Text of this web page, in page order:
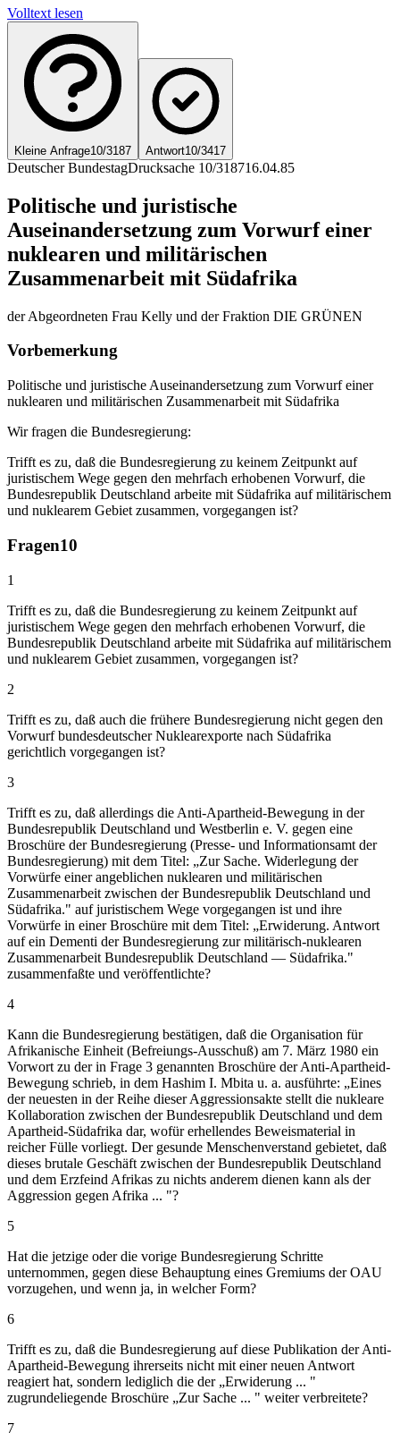
Volltext lesen
Kleine Anfrage10/3187 Antwort10/3417
Deutscher BundestagDrucksache 10/318716.04.85
Politische und juristische
Auseinandersetzung zum Vorwurf einer
nuklearen und militärischen
Zusammenarbeit mit Südafrika
der Abgeordneten Frau Kelly und der Fraktion DIE GRÜNEN
Vorbemerkung
Politische und juristische Auseinandersetzung zum Vorwurf einer
nuklearen und militärischen Zusammenarbeit mit Südafrika
Wir fragen die Bundesregierung:
Trifft es zu, daß die Bundesregierung zu keinem Zeitpunkt auf
juristischem Wege gegen den mehrfach erhobenen Vorwurf, die
Bundesrepublik Deutschland arbeite mit Südafrika auf militärischem
und nuklearem Gebiet zusammen, vorgegangen ist?
Fragen10
1
Trifft es zu, daß die Bundesregierung zu keinem Zeitpunkt auf
juristischem Wege gegen den mehrfach erhobenen Vorwurf, die
Bundesrepublik Deutschland arbeite mit Südafrika auf militärischem
und nuklearem Gebiet zusammen, vorgegangen ist?
2
Trifft es zu, daß auch die frühere Bundesregierung nicht gegen den
Vorwurf bundesdeutscher Nuklearexporte nach Südafrika
gerichtlich vorgegangen ist?
3
Trifft es zu, daß allerdings die Anti-Apartheid-Bewegung in der
Bundesrepublik Deutschland und Westberlin e. V. gegen eine
Broschüre der Bundesregierung (Presse- und Informationsamt der
Bundesregierung) mit dem Titel: „Zur Sache. Widerlegung der
Vorwürfe einer angeblichen nuklearen und militärischen
Zusammenarbeit zwischen der Bundesrepublik Deutschland und
Südafrika." auf juristischem Wege vorgegangen ist und ihre
Vorwürfe in einer Broschüre mit dem Titel: „Erwiderung. Antwort
auf ein Dementi der Bundesregierung zur militärisch-nuklearen
Zusammenarbeit Bundesrepublik Deutschland — Südafrika."
zusammenfaßte und veröffentlichte?
4
Kann die Bundesregierung bestätigen, daß die Organisation für
Afrikanische Einheit (Befreiungs-Ausschuß) am 7. März 1980 ein
Vorwort zu der in Frage 3 genannten Broschüre der Anti-Apartheid-
Bewegung schrieb, in dem Hashim I. Mbita u. a. ausführte: „Eines
der neuesten in der Reihe dieser Aggressionsakte stellt die nukleare
Kollaboration zwischen der Bundesrepublik Deutschland und dem
Apartheid-Südafrika dar, wofür erhellendes Beweismaterial in
reicher Fülle vorliegt. Der gesunde Menschenverstand gebietet, daß
dieses brutale Geschäft zwischen der Bundesrepublik Deutschland
und dem Erzfeind Afrikas zu nichts anderem dienen kann als der
Aggression gegen Afrika ... "?
5
Hat die jetzige oder die vorige Bundesregierung Schritte
unternommen, gegen diese Behauptung eines Gremiums der OAU
vorzugehen, und wenn ja, in welcher Form?
6
Trifft es zu, daß die Bundesregierung auf diese Publikation der Anti-
Apartheid-Bewegung ihrerseits nicht mit einer neuen Antwort
reagiert hat, sondern lediglich die der „Erwiderung ... "
zugrundeliegende Broschüre „Zur Sache ... " weiter verbreitete?
7